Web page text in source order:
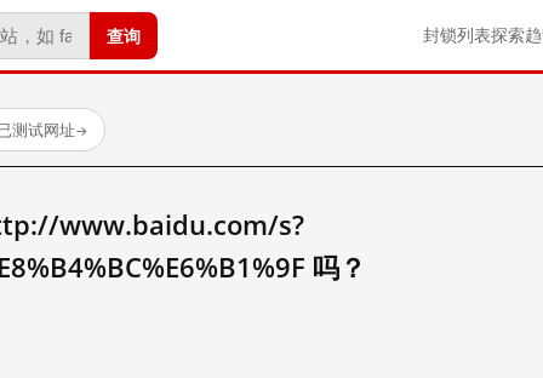
查询 封锁列表探索
测试网址→
www.baidu.com/s?
吗？